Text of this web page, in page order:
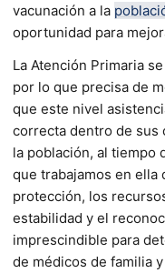
vacunación a la
oportunidad para
La Atención Primaria
por lo que precisa de
que este nivel
correcta dentro de sus
la población, al tiempo
que trabajamos en ella
protección, los
estabilidad y el
imprescindible para
de médicos de familia